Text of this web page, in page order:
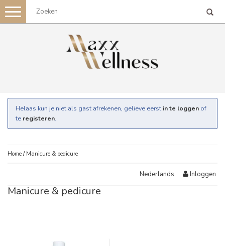
Toggle
navigation
Helaas kun je niet als gast afrekenen, gelieve eerst in te loggen of
te registeren.
Home / Manicure & pedicure
Nederlands Inloggen
Manicure & pedicure